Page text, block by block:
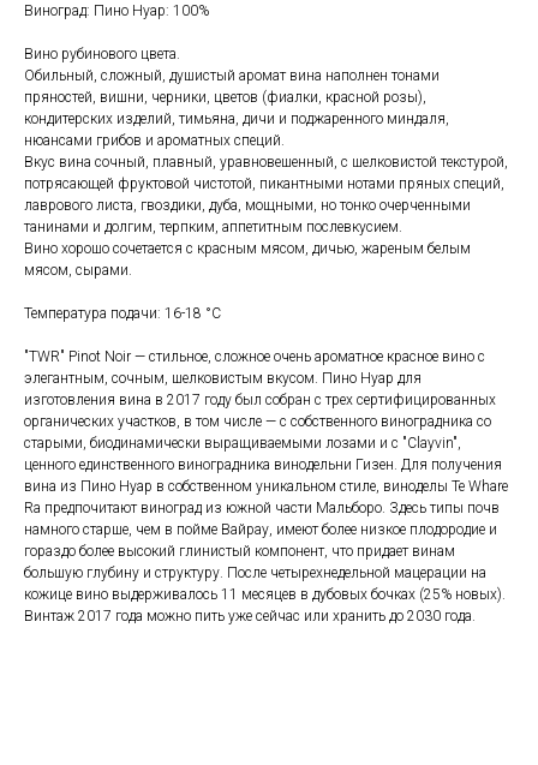
Виноград: Пино Нуар: 100%
Вино рубинового цвета.
Обильный, сложный, душистый аромат вина наполнен тонами
пряностей, вишни, черники, цветов (фиалки, красной розы),
кондитерских изделий, тимьяна, дичи и поджаренного миндаля,
нюансами грибов и ароматных специй.
Вкус вина сочный, плавный, уравновешенный, с шелковистой текстурой,
потрясающей фруктовой чистотой, пикантными нотами пряных специй,
лаврового листа, гвоздики, дуба, мощными, но тонко очерченными
танинами и долгим, терпким, аппетитным послевкусием.
Вино хорошо сочетается с красным мясом, дичью, жареным белым
мясом, сырами.
Температура подачи: 16-18 °С
"TWR" Pinot Noir — стильное, сложное очень ароматное красное вино с
элегантным, сочным, шелковистым вкусом. Пино Нуар для
изготовления вина в 2017 году был собран с трех сертифицированных
органических участков, в том числе — с собственного виноградника со
старыми, биодинамически выращиваемыми лозами и с "Clayvin",
ценного единственного виноградника винодельни Гизен. Для получения
вина из Пино Нуар в собственном уникальном стиле, виноделы Te Whare
Ra предпочитают виноград из южной части Мальборо. Здесь типы почв
намного старше, чем в пойме Вайрау, имеют более низкое плодородие и
гораздо более высокий глинистый компонент, что придает винам
большую глубину и структуру. После четырехнедельной мацерации на
кожице вино выдерживалось 11 месяцев в дубовых бочках (25% новых).
Винтаж 2017 года можно пить уже сейчас или хранить до 2030 года.